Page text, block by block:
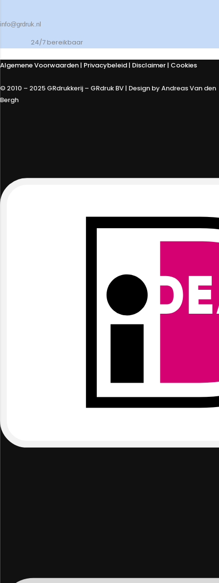
info@grdruk.nl
24/7 bereikbaar
Algemene Voorwaarden | Privacybeleid | Disclaimer | Cookies
© 2010 – 2025 GRdrukkerij – GRdruk BV | Design by Andreas Van den
Bergh